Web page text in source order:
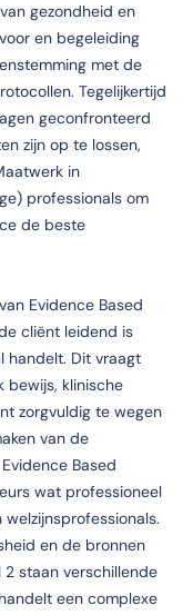
gezondheid en
en begeleiding
met de
Tegelijkertijd
geconfronteerd
zijn op te lossen,
in
professionals om
de beste
Evidence Based
cliënt leidend is
handelt. Dit vraagt
bewijs, klinische
zorgvuldig te wegen
van de
Based
wat professioneel
en de bronnen
staan verschillende
een complexe